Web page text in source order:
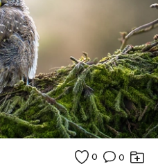
0 0